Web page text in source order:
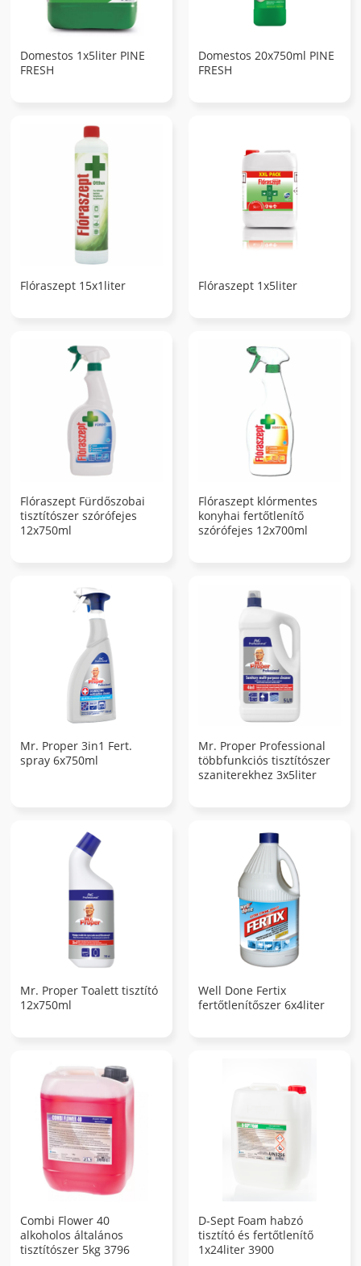
Domestos 1x5liter PINE
FRESH
Domestos 20x750ml PINE
FRESH
Flóraszept 15x1liter Flóraszept 1x5liter
Flóraszept Fürdőszobai
tisztítószer szórófejes
12x750ml
Flóraszept klórmentes
konyhai fertőtlenítő
szórófejes 12x700ml
Mr. Proper 3in1 Fert.
spray 6x750ml
Mr. Proper Professional
többfunkciós tisztítószer
szaniterekhez 3x5liter
Mr. Proper Toalett tisztító
12x750ml
Well Done Fertix
fertőtlenítőszer 6x4liter
Combi Flower 40
alkoholos általános
tisztítószer 5kg 3796
D-Sept Foam habzó
tisztító és fertőtlenítő
1x24liter 3900